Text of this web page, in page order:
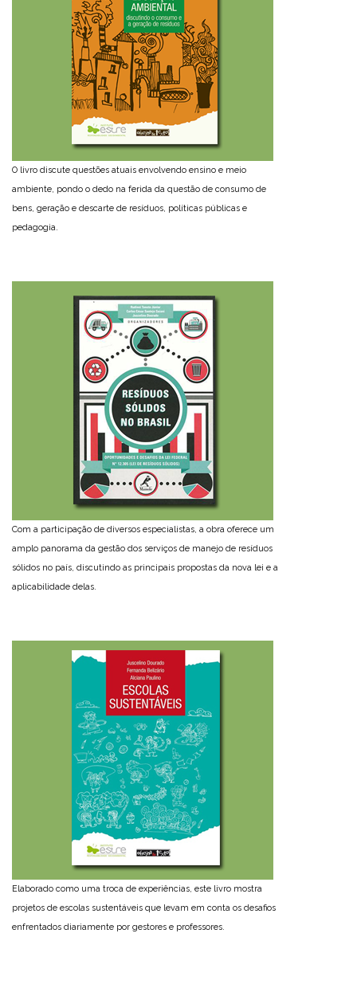
O livro discute questões atuais envolvendo ensino e meio
ambiente, pondo o dedo na ferida da questão de consumo de
bens, geração e descarte de resíduos, políticas públicas e
pedagogia.
Com a participação de diversos especialistas, a obra oferece um
amplo panorama da gestão dos serviços de manejo de resíduos
sólidos no país, discutindo as principais propostas da nova lei e a
aplicabilidade delas.
Elaborado como uma troca de experiências, este livro mostra
projetos de escolas sustentáveis que levam em conta os desafios
enfrentados diariamente por gestores e professores.